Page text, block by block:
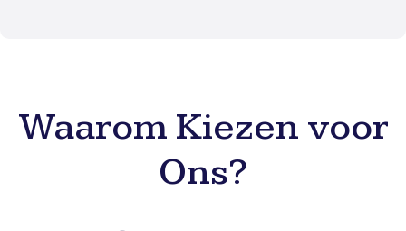
Waarom Kiezen voor
Ons?